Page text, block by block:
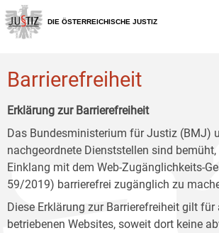
Zur
Hauptnavigation
[1]
Zum
Inhalt
[2]
Zum
Untermenü
[3]
DIE ÖSTERREICHISCHE JUSTIZ
Barrierefreiheit
Erklärung zur Barrierefreiheit
Das Bundesministerium für Justiz (BMJ)
nachgeordnete Dienststellen sind
Einklang mit dem Web-Zugänglichkeits-
59/2019) barrierefrei zugänglich zu
Diese Erklärung zur Barrierefreiheit gilt für
betriebenen Websites, soweit dort keine